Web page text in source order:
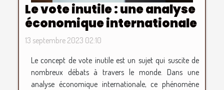
Le vote inutile : une analyse
économique internationale
13 septembre 2023 02:10
Le concept de vote inutile est un sujet qui suscite de
nombreux débats à travers le monde. Dans une
analyse économique internationale, ce phénomène